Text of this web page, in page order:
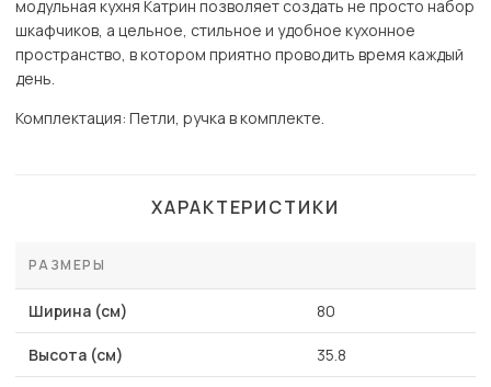
модульная кухня Катрин позволяет создать не просто набор
шкафчиков, а цельное, стильное и удобное кухонное
пространство, в котором приятно проводить время каждый
день.
Комплектация: Петли, ручка в комплекте.
ХАРАКТЕРИСТИКИ
РАЗМЕРЫ
Ширина (см) 80
Высота (см) 35.8